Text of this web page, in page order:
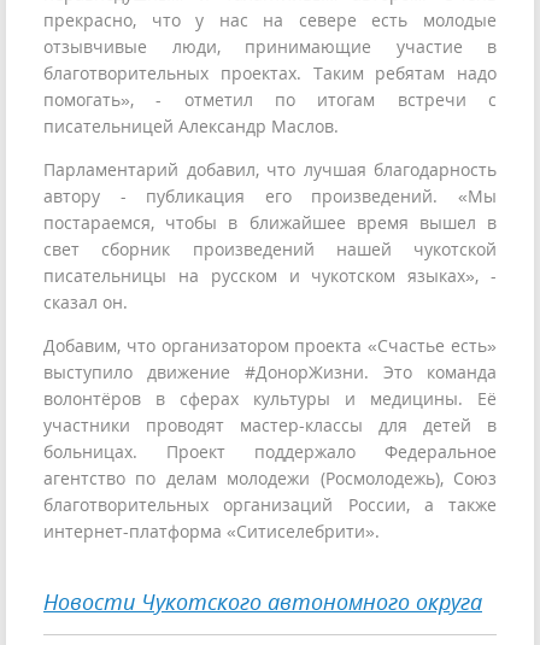
прекрасно, что у нас на севере есть молодые
отзывчивые люди, принимающие участие в
благотворительных проектах. Таким ребятам надо
помогать», - отметил по итогам встречи с
писательницей Александр Маслов.
Парламентарий добавил, что лучшая благодарность
автору - публикация его произведений. «Мы
постараемся, чтобы в ближайшее время вышел в
свет сборник произведений нашей чукотской
писательницы на русском и чукотском языках», -
сказал он.
Добавим, что организатором проекта «Счастье есть»
выступило движение #ДонорЖизни. Это команда
волонтёров в сферах культуры и медицины. Её
участники проводят мастер-классы для детей в
больницах. Проект поддержало Федеральное
агентство по делам молодежи (Росмолодежь), Союз
благотворительных организаций России, а также
интернет-платформа «Ситиселебрити».
Новости Чукотского автономного округа